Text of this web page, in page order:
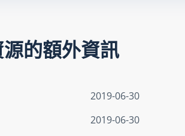
的額外資訊
2019-06-30
2019-06-30